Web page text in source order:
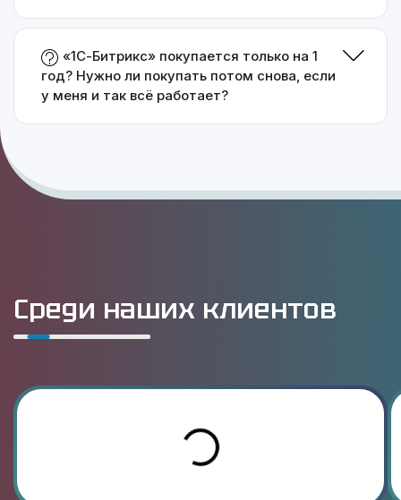
«1С-Битрикс» покупается только на 1
год? Нужно ли покупать потом снова, если
у меня и так всё работает?
Среди наших клиентов